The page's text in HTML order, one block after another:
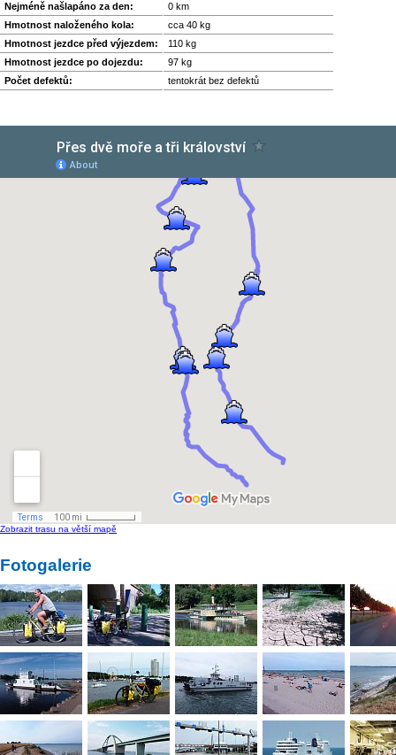
Nejméně našlapáno za den:
0 km
Hmotnost naloženého kola:
cca 40 kg
Hmotnost jezdce před výjezdem:
110 kg
Hmotnost jezdce po dojezdu:
97 kg
Počet defektů:
tentokrát bez defektů
Zobrazit trasu na větší mapě
Fotogalerie